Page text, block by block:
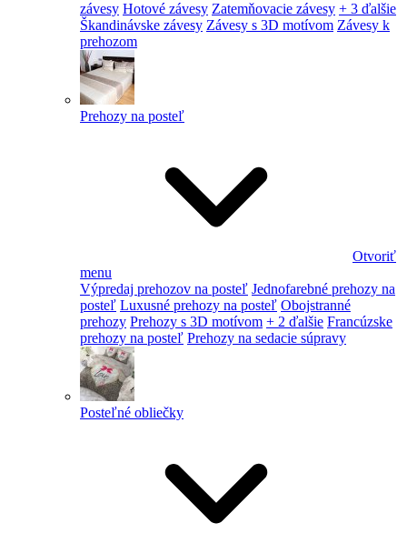
závesy Hotové závesy Zatemňovacie závesy + 3 ďalšie
Škandinávske závesy Závesy s 3D motívom Závesy k
prehozom
Prehozy na posteľ
Otvoriť
menu
Výpredaj prehozov na posteľ Jednofarebné prehozy na
posteľ Luxusné prehozy na posteľ Obojstranné
prehozy Prehozy s 3D motívom + 2 ďalšie Francúzske
prehozy na posteľ Prehozy na sedacie súpravy
Posteľné obliečky